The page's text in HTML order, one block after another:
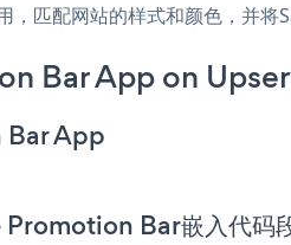
匹配网站的样式和颜色，并
Bar App on
Bar App
Bar嵌入代码